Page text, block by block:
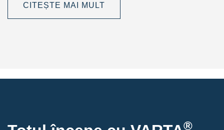
CITEȘTE MAI MULT
®